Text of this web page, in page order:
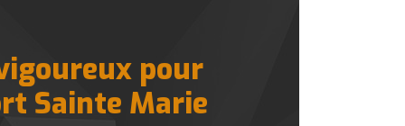
pour
Sainte Marie